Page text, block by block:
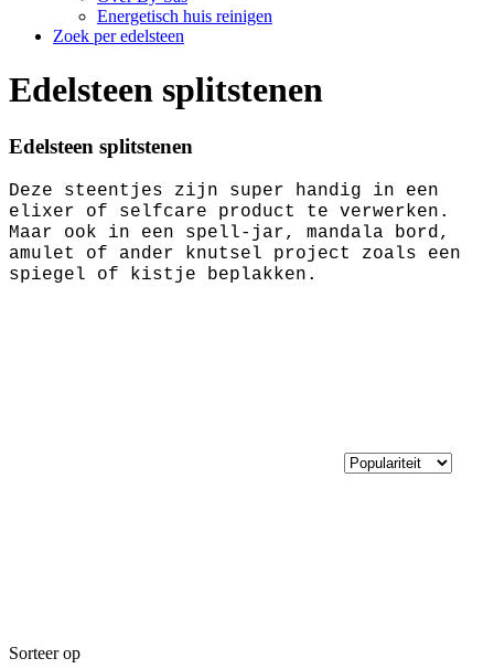
Energetisch huis reinigen
Zoek per edelsteen
Edelsteen splitstenen
Edelsteen splitstenen
Deze steentjes zijn super handig in een
elixer of selfcare product te verwerken.
Maar ook in een spell-jar, mandala bord,
amulet of ander knutsel project zoals een
spiegel of kistje beplakken.
Sorteer op